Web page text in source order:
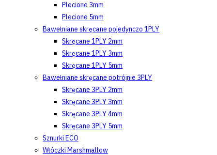
Plecione 3mm
Plecione 5mm
Bawełniane skręcane pojedynczo 1PLY
Skręcane 1PLY 2mm
Skręcane 1PLY 3mm
Skręcane 1PLY 5mm
Bawełniane skręcane potrójnie 3PLY
Skręcane 3PLY 2mm
Skręcane 3PLY 3mm
Skręcane 3PLY 4mm
Skręcane 3PLY 5mm
Sznurki ECO
Włóczki Marshmallow